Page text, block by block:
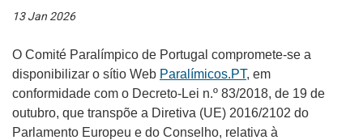
13 Jan 2026
O Comité Paralímpico de Portugal compromete-se a
disponibilizar o sítio Web Paralímicos.PT, em
conformidade com o Decreto-Lei n.º 83/2018, de 19 de
outubro, que transpõe a Diretiva (UE) 2016/2102 do
Parlamento Europeu e do Conselho, relativa à